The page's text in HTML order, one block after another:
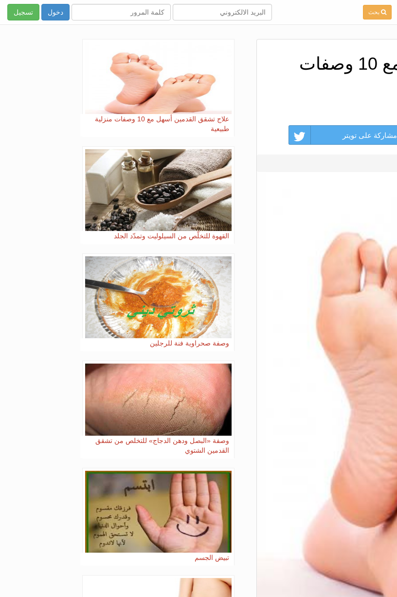
بحث تسجيل
علاج تشقق القدمين أسهل مع 10 وصفات
مشاركة على تويتر
علاج تشقق القدمين أسهل مع 10 وصفات منزلية
طبيعية
القهوة للتخلّص من السيلوليت وتمدّد الجلد
وصفة صحراوية فنة للرجلين
وصفة «البصل ودهن الدجاج» للتخلص من تشقق
القدمين الشتوي
تبيض الجسم